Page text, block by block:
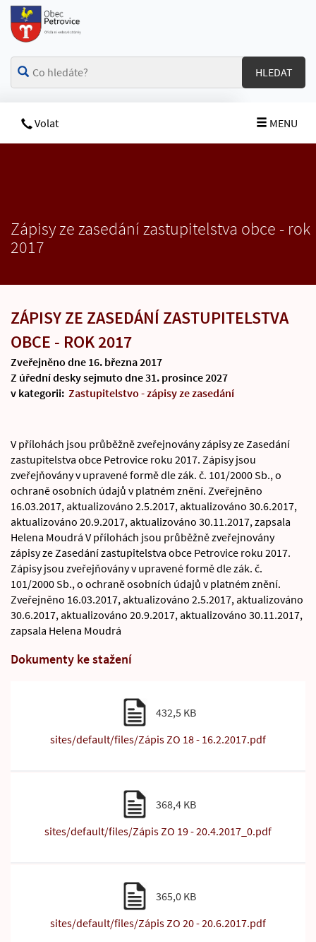
HLEDAT
MENU
Volat
Zápisy ze zasedání zastupitelstva obce - rok
2017
ZÁPISY ZE ZASEDÁNÍ ZASTUPITELSTVA
OBCE - ROK 2017
Zveřejněno dne 16. března 2017
Z úřední desky sejmuto dne 31. prosince 2027
v kategorii: Zastupitelstvo - zápisy ze zasedání
V přílohách jsou průběžně zveřejnovány zápisy ze Zasedání
zastupitelstva obce Petrovice roku 2017. Zápisy jsou
zveřejňovány v upravené formě dle zák. č. 101/2000 Sb., o
ochraně osobních údajů v platném znění. Zveřejněno
16.03.2017, aktualizováno 2.5.2017, aktualizováno 30.6.2017,
aktualizováno 20.9.2017, aktualizováno 30.11.2017, zapsala
Helena Moudrá V přílohách jsou průběžně zveřejnovány
zápisy ze Zasedání zastupitelstva obce Petrovice roku 2017.
Zápisy jsou zveřejňovány v upravené formě dle zák. č.
101/2000 Sb., o ochraně osobních údajů v platném znění.
Zveřejněno 16.03.2017, aktualizováno 2.5.2017, aktualizováno
30.6.2017, aktualizováno 20.9.2017, aktualizováno 30.11.2017,
zapsala Helena Moudrá
Dokumenty ke stažení
432,5 KB
sites/default/files/Zápis ZO 18 - 16.2.2017.pdf
368,4 KB
sites/default/files/Zápis ZO 19 - 20.4.2017_0.pdf
365,0 KB
sites/default/files/Zápis ZO 20 - 20.6.2017.pdf